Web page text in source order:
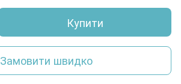
Купити
Замовити швидко